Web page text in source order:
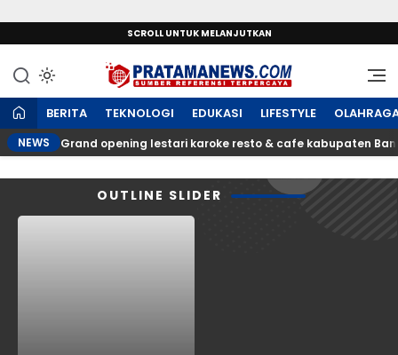
SCROLL UNTUK MELANJUTKAN
PratamaNews.com
Sumber Referensi Terpercaya
BERITA TEKNOLOGI EDUKASI LIFESTYLE
NEWS Grand opening lestari karoke resto & cafe kabupaten
OUTLINE SLIDER